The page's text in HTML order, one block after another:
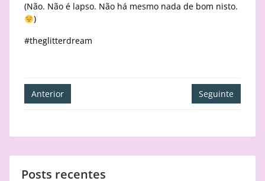
(Não. Não é lapso. Não há mesmo nada de bom nisto.
)
#theglitterdream
Navegação
de
Anterior Seguinte
Posts recentes